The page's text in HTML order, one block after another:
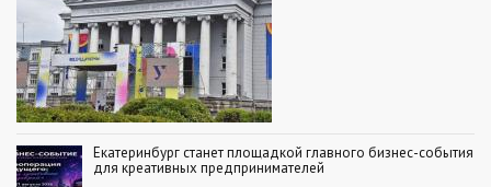
Екатеринбург станет площадкой главного бизнес-события
для креативных предпринимателей